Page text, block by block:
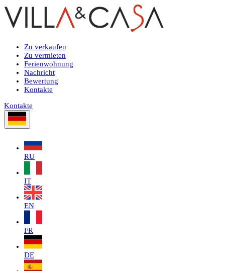
Zu verkaufen
Zu vermieten
Ferienwohnung
Nachricht
Bewertung
Kontakte
Kontakte
RU
IT
EN
FR
DE